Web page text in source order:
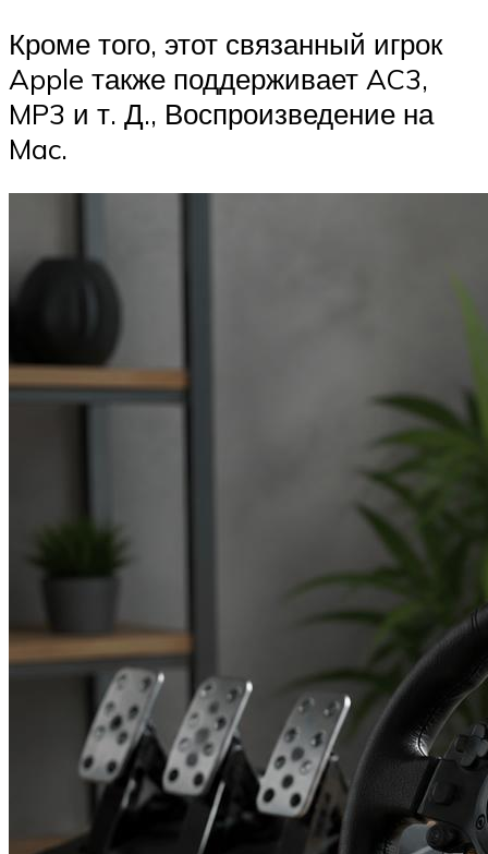
Кроме того, этот связанный игрок
Apple также поддерживает AC3,
MP3 и т. Д., Воспроизведение на
Mac.